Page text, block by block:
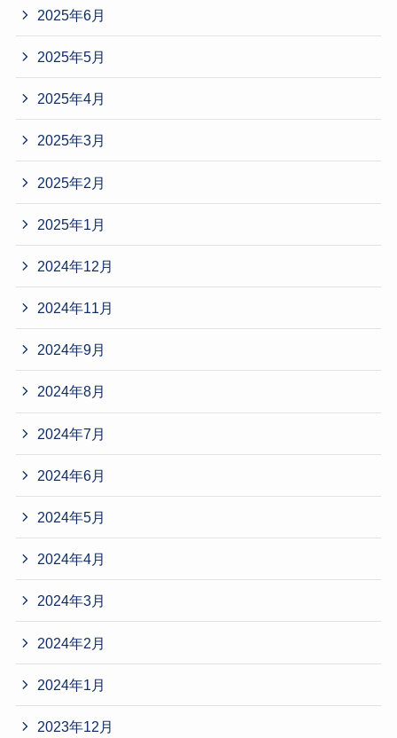
2025年6月
2025年5月
2025年4月
2025年3月
2025年2月
2025年1月
2024年12月
2024年11月
2024年9月
2024年8月
2024年7月
2024年6月
2024年5月
2024年4月
2024年3月
2024年2月
2024年1月
2023年12月